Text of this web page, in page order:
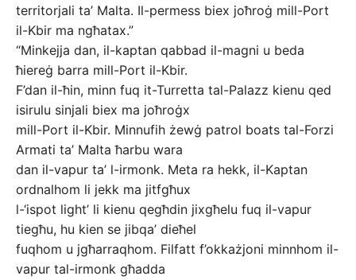
territorjali ta’ Malta. Il-permess biex joħroġ mill-Port
il-Kbir ma ngħatax.”
“Minkejja dan, il-kaptan qabbad il-magni u beda
ħiereġ barra mill-Port il-Kbir.
F’dan il-ħin, minn fuq it-Turretta tal-Palazz kienu qed
isirulu sinjali biex ma joħroġx
mill-Port il-Kbir. Minnufih żewġ patrol boats tal-Forzi
Armati ta’ Malta ħarbu wara
dan il-vapur ta’ l-irmonk. Meta ra hekk, il-Kaptan
ordnalhom li jekk ma jitfgħux
l-‘ispot light’ li kienu qegħdin jixgħelu fuq il-vapur
tiegħu, hu kien se jibqa’ dieħel
fuqhom u jgħarraqhom. Filfatt f’okkażjoni minnhom il-
vapur tal-irmonk għadda